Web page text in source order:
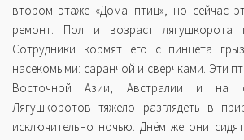
втором этаже «Дома птиц», но сейчас
ремонт. Пол и возраст лягушкорота
Сотрудники кормят его с пинцета
насекомыми: саранчой и сверчками. Эти
Восточной Азии, Австралии и на
Лягушкоротов тяжело разглядеть в
исключительно ночью. Днём же они